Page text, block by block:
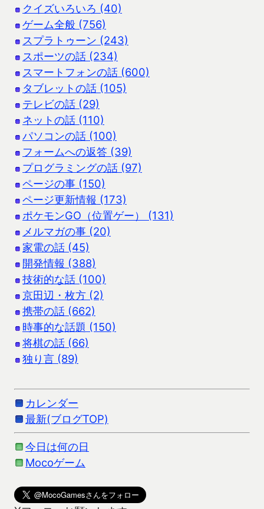
クイズいろいろ (40)
ゲーム全般 (756)
スプラトゥーン (243)
スポーツの話 (234)
スマートフォンの話 (600)
タブレットの話 (105)
テレビの話 (29)
ネットの話 (110)
パソコンの話 (100)
フォームへの返答 (39)
プログラミングの話 (97)
ページの事 (150)
ページ更新情報 (173)
ポケモンGO（位置ゲー） (131)
メルマガの事 (20)
家電の話 (45)
開発情報 (388)
技術的な話 (100)
京田辺・枚方 (2)
携帯の話 (662)
時事的な話題 (150)
将棋の話 (66)
独り言 (89)
カレンダー
最新(ブログTOP)
今日は何の日
Mocoゲーム